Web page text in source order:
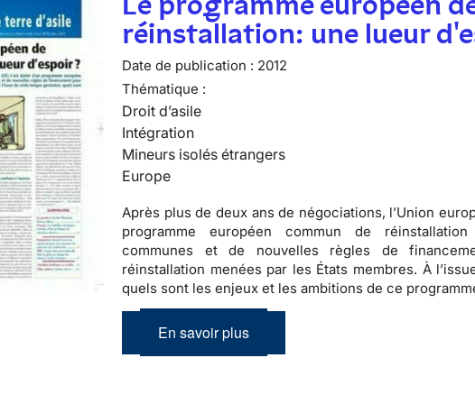
réinstallation: une lueur
Date de publication : 2012
Thématique :
Droit d’asile
Intégration
Mineurs isolés étrangers
Europe
Après plus de deux ans de négociations, l’Union
programme européen commun de
communes et de nouvelles règles de
réinstallation menées par les États membres. À
quels sont les enjeux et les ambitions de ce
En savoir plus